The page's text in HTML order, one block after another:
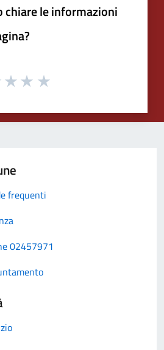
chiare le informazioni
frequenti
02457971